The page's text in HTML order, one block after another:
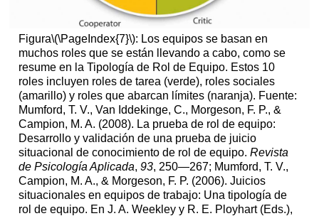
Figura\(\PageIndex{7}\): Los equipos se basan en
muchos roles que se están llevando a cabo, como se
resume en la Tipología de Rol de Equipo. Estos 10
roles incluyen roles de tarea (verde), roles sociales
(amarillo) y roles que abarcan límites (naranja). Fuente:
Mumford, T. V., Van Iddekinge, C., Morgeson, F. P., &
Campion, M. A. (2008). La prueba de rol de equipo:
Desarrollo y validación de una prueba de juicio
situacional de conocimiento de rol de equipo. Revista
de Psicología Aplicada, 93, 250—267; Mumford, T. V.,
Campion, M. A., & Morgeson, F. P. (2006). Juicios
situacionales en equipos de trabajo: Una tipología de
rol de equipo. En J. A. Weekley y R. E. Ployhart (Eds.),